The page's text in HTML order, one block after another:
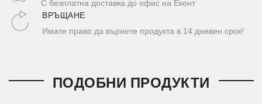
С безплатна доставка до офис на Еконт
ВРЪЩАНЕ
Имате право да върнете продукта в 14 дневен срок!
ПОДОБНИ ПРОДУКТИ